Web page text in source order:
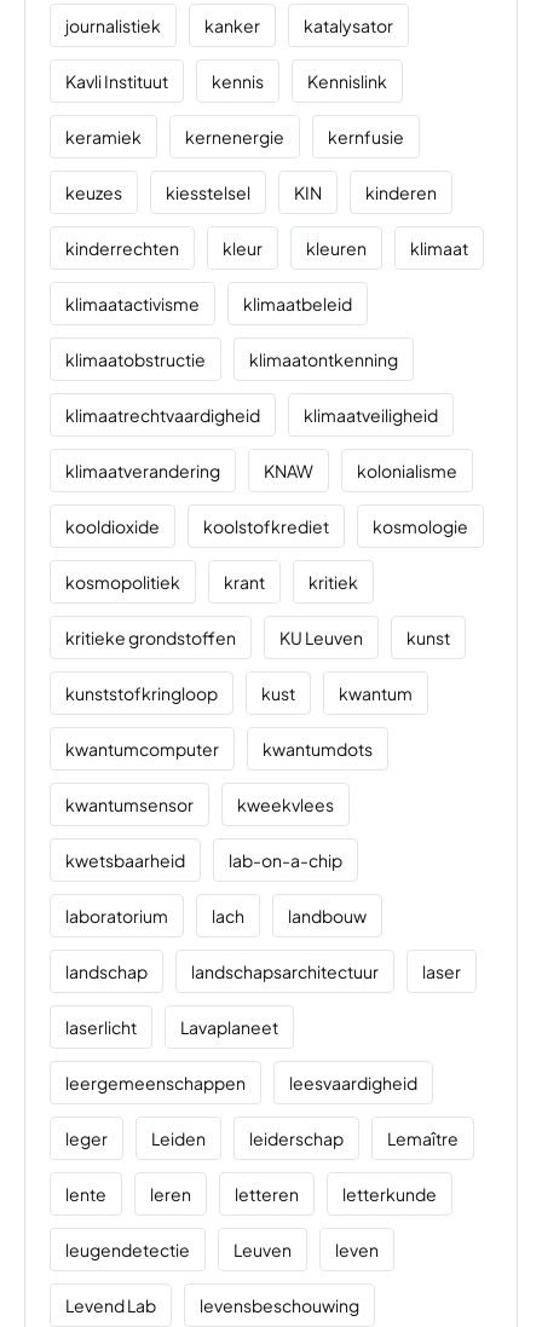
journalistiek kanker katalysator
Kavli Instituut kennis Kennislink
keramiek kernenergie kernfusie
keuzes kiesstelsel KIN kinderen
kinderrechten kleur kleuren klimaat
klimaatactivisme klimaatbeleid
klimaatobstructie klimaatontkenning
klimaatrechtvaardigheid klimaatveiligheid
klimaatverandering KNAW kolonialisme
kooldioxide koolstofkrediet kosmologie
kosmopolitiek krant kritiek
kritieke grondstoffen KU Leuven kunst
kunststofkringloop kust kwantum
kwantumcomputer kwantumdots
kwantumsensor kweekvlees
kwetsbaarheid lab-on-a-chip
laboratorium lach landbouw
landschap landschapsarchitectuur laser
laserlicht Lavaplaneet
leergemeenschappen leesvaardigheid
leger Leiden leiderschap Lemaître
lente leren letteren letterkunde
leugendetectie Leuven leven
Levend Lab levensbeschouwing